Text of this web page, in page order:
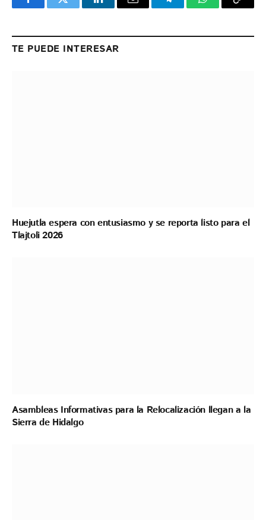
FacebookTwitter LinkedInEmail TelegramWhatsApp
Copy
TE PUEDE INTERESAR
Huejutla espera con entusiasmo y se reporta listo para el
Tlajtoli 2026
Asambleas Informativas para la Relocalización llegan a la
Sierra de Hidalgo